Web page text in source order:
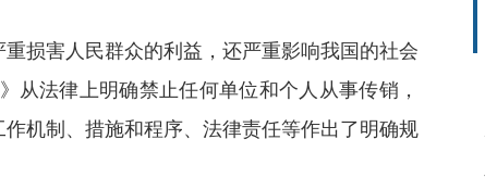
损害人民群众的利益，还严重影响我国的社会
从法律上明确禁止任何单位和个人从事传销，
机制、措施和程序、法律责任等作出了明确规